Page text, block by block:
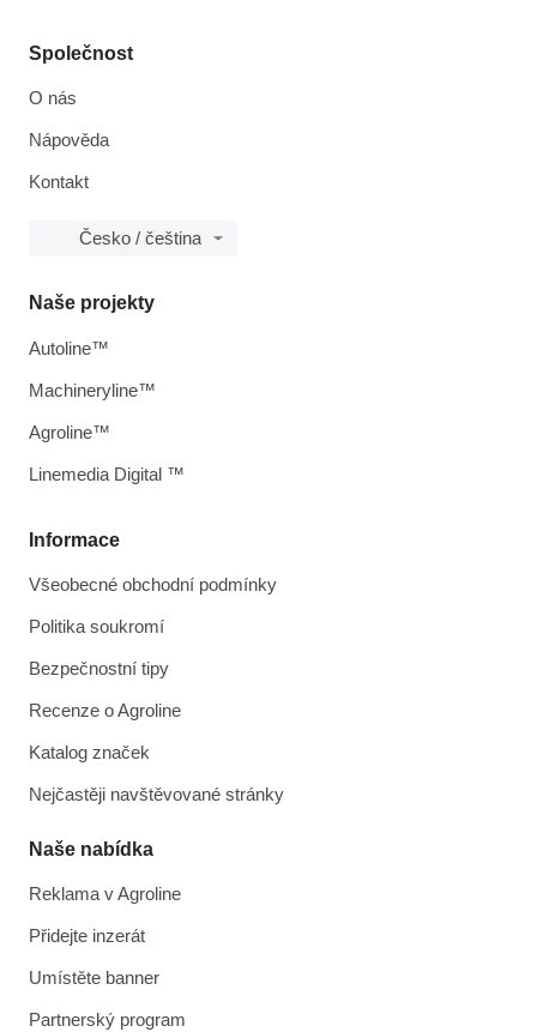
Společnost
O nás
Nápověda
Kontakt
Česko / čeština
Informace
Všeobecné obchodní podmínky
Politika soukromí
Bezpečnostní tipy
Recenze o Agroline
Katalog značek
Nejčastěji navštěvované stránky
Naše nabídka
Reklama v Agroline
Přidejte inzerát
Umístěte banner
Partnerský program
Naše projekty
Autoline™
Machineryline™
Agroline™
Linemedia Digital ™